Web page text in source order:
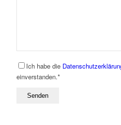
Ich habe die
einverstanden.*